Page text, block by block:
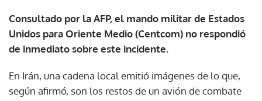
Consultado por la AFP, el mando militar de Estados
Unidos para Oriente Medio (Centcom) no respondió
de inmediato sobre este incidente.
En Irán, una cadena local emitió imágenes de lo que,
según afirmó, son los restos de un avión de combate